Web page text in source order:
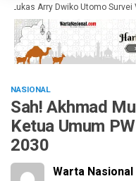
Arry Dwiko Utomo Survei
NASIONAL
Sah! Akhmad
Ketua Umum
2030
Warta Nasional